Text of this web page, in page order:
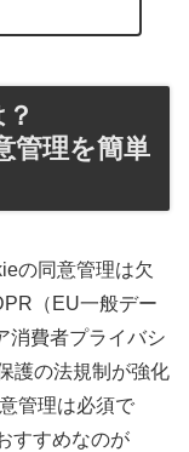
管理を簡単
の同意管理は欠
（EU一般デー
消費者プライバシ
護の法規制が強化
管理は必須で
すすめなのが